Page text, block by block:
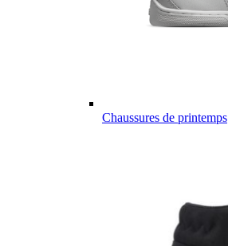
Chaussures de printemps